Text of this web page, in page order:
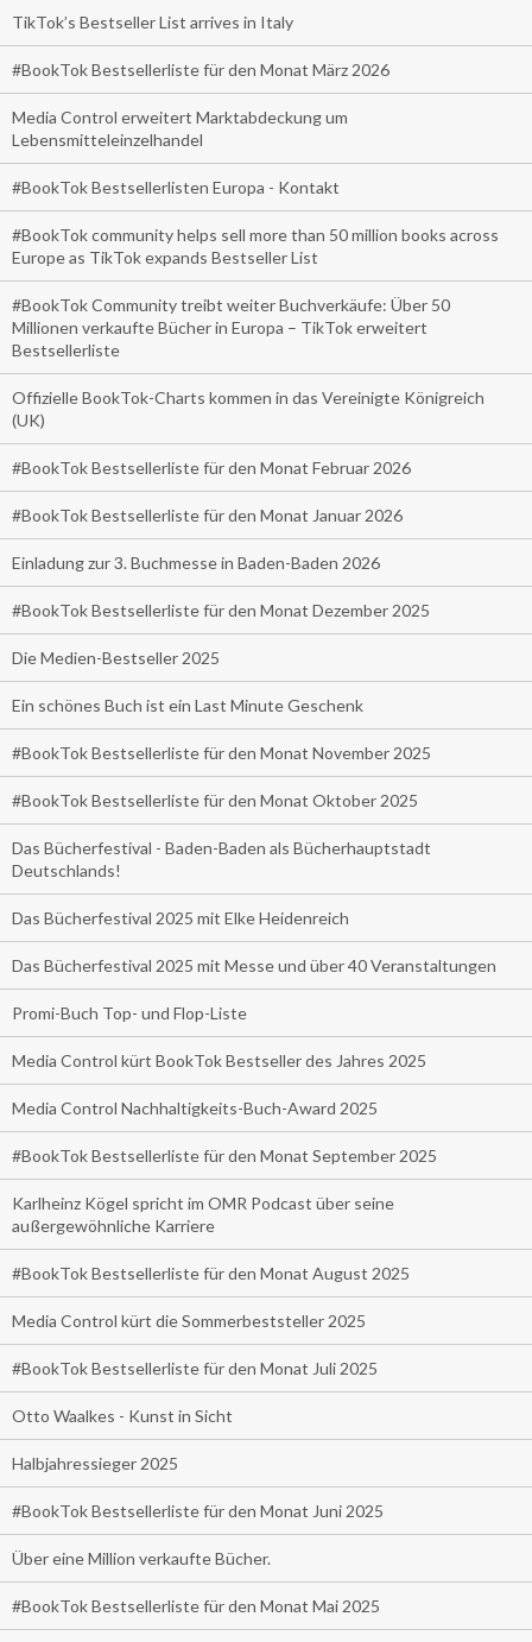
TikTok’s Bestseller List arrives in Italy
#BookTok Bestsellerliste für den Monat März 2026
Media Control erweitert Marktabdeckung um
Lebensmitteleinzelhandel
#BookTok Bestsellerlisten Europa - Kontakt
#BookTok community helps sell more than 50 million books across
Europe as TikTok expands Bestseller List
#BookTok Community treibt weiter Buchverkäufe: Über 50
Millionen verkaufte Bücher in Europa – TikTok erweitert
Bestsellerliste
Offizielle BookTok-Charts kommen in das Vereinigte Königreich
(UK)
#BookTok Bestsellerliste für den Monat Februar 2026
#BookTok Bestsellerliste für den Monat Januar 2026
Einladung zur 3. Buchmesse in Baden-Baden 2026
#BookTok Bestsellerliste für den Monat Dezember 2025
Die Medien-Bestseller 2025
Ein schönes Buch ist ein Last Minute Geschenk
#BookTok Bestsellerliste für den Monat November 2025
#BookTok Bestsellerliste für den Monat Oktober 2025
Das Bücherfestival - Baden-Baden als Bücherhauptstadt
Deutschlands!
Das Bücherfestival 2025 mit Elke Heidenreich
Das Bücherfestival 2025 mit Messe und über 40 Veranstaltungen
Promi-Buch Top- und Flop-Liste
Media Control kürt BookTok Bestseller des Jahres 2025
Media Control Nachhaltigkeits-Buch-Award 2025
#BookTok Bestsellerliste für den Monat September 2025
Karlheinz Kögel spricht im OMR Podcast über seine
außergewöhnliche Karriere
#BookTok Bestsellerliste für den Monat August 2025
Media Control kürt die Sommerbeststeller 2025
#BookTok Bestsellerliste für den Monat Juli 2025
Otto Waalkes - Kunst in Sicht
Halbjahressieger 2025
#BookTok Bestsellerliste für den Monat Juni 2025
Über eine Million verkaufte Bücher.
#BookTok Bestsellerliste für den Monat Mai 2025